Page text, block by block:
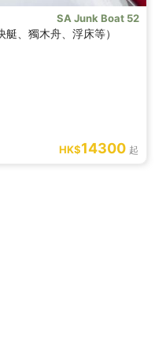
SA Junk Boat 52
、獨木舟、浮床等）
HK$14300 起